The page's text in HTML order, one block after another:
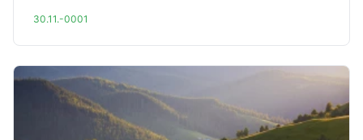
30.11.-0001